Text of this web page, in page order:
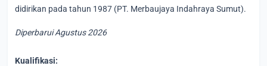
didirikan pada tahun 1987 (PT. Merbaujaya Indahraya Sumut).
Diperbarui Agustus 2026
Kualifikasi: